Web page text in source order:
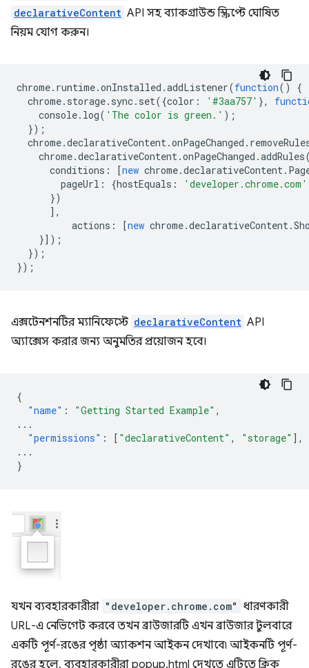
declarativeContent API সহ ব্যাকগ্রাউন্ড স্ক্রিপ্টে ঘোষিত
নিয়ম যোগ করুন।
chrome. runtime.onInstalled .addListener(function()
{
chrome. storage. sync. set({color : '#3aa757' },
console. log( 'The color is green.' );
});
chrome.declarativeContent .onPageChanged .
chrome.declarativeContent .onPageChanged .addRules
conditions : [new chrome.declarativeContent .
pageUrl : {hostEquals : 'developer.chrome.com'
})
],
actions : [new chrome.declarativeContent .
}]);
});
});
এক্সটেনশনটির ম্যানিফেস্টে declarativeContent API
অ্যাক্সেস করার জন্য অনুমতির প্রয়োজন হবে।
{
"name" : "Getting Started Example" ,
...
"permissions" : [ "declarativeContent" , "storage" ],
...
}
যখন ব্যবহারকারীরা "developer.chrome.com" ধারণকারী
URL-এ নেভিগেট করবে তখন ব্রাউজারটি এখন ব্রাউজার টুলবারে
একটি পূর্ণ-রঙের পৃষ্ঠা অ্যাকশন আইকন দেখাবে৷ আইকনটি পূর্ণ-
রঙের হলে, ব্যবহারকারীরা popup.html দেখতে এটিতে ক্লিক